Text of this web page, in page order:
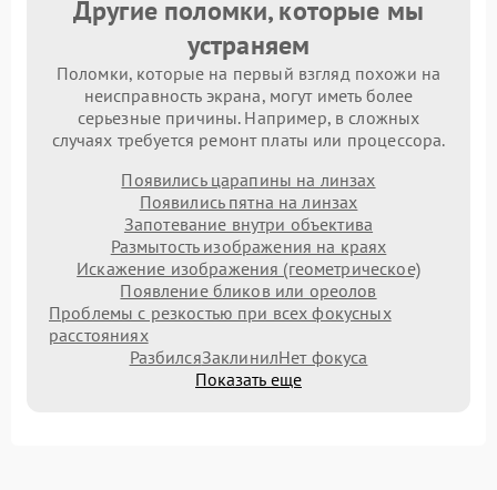
Другие поломки, которые мы
устраняем
Поломки, которые на первый взгляд похожи на
неисправность экрана, могут иметь более
серьезные причины. Например, в сложных
случаях требуется ремонт платы или процессора.
Появились царапины на линзах
Появились пятна на линзах
Запотевание внутри объектива
Размытость изображения на краях
Искажение изображения (геометрическое)
Появление бликов или ореолов
Проблемы с резкостью при всех фокусных
расстояниях
РазбилсяЗаклинилНет фокуса
Показать еще